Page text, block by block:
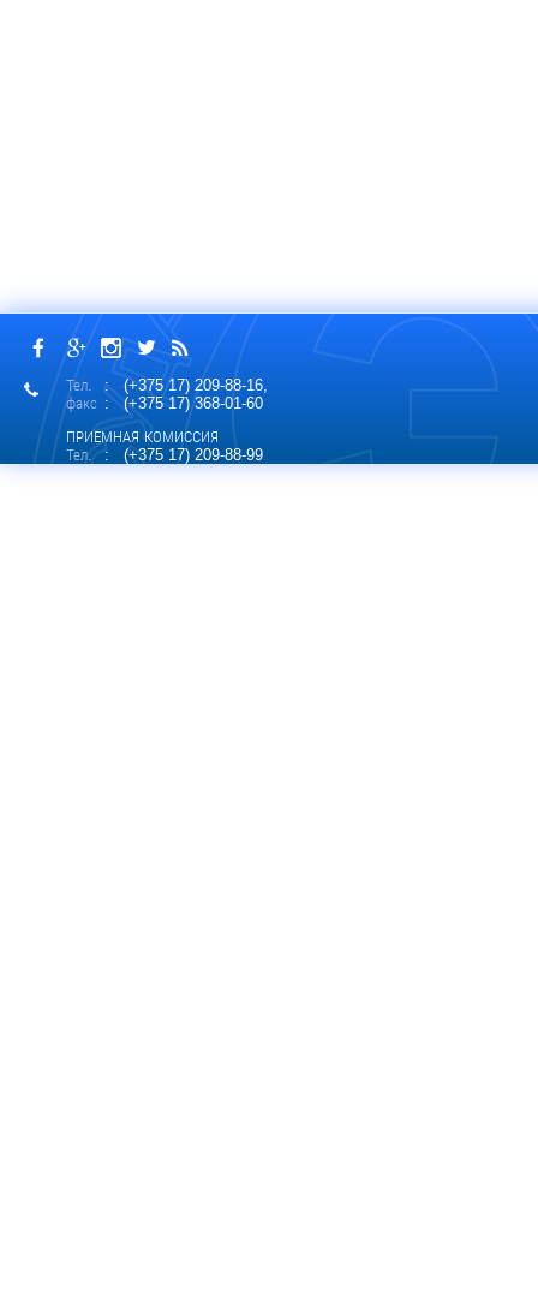
Тел.
: (+375 17) 209-88-16,
факс : (+375 17) 368-01-60
ПРИЕМНАЯ КОМИССИЯ
Тел.
: (+375 17) 209-88-99